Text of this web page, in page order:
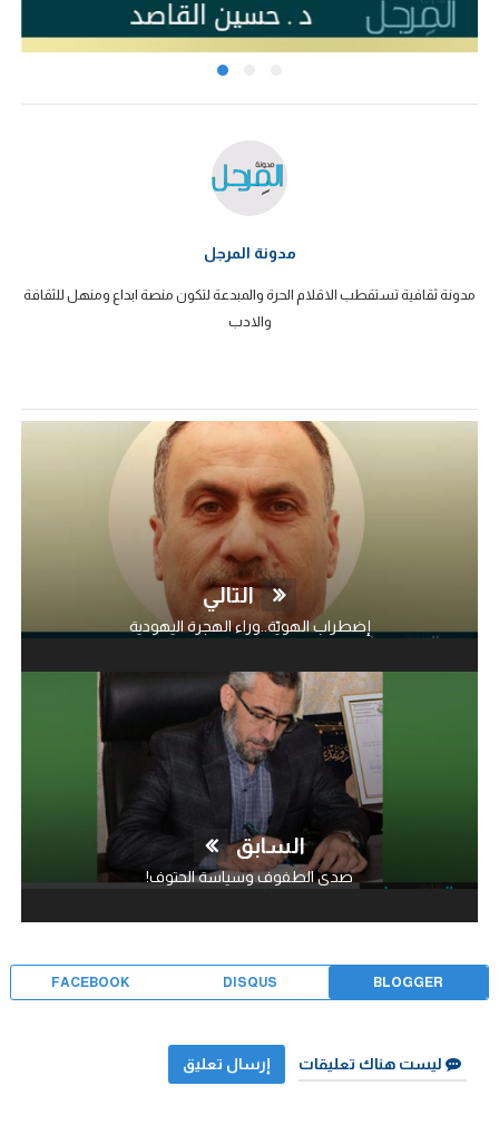
مدونة المرجل
مدونة ثقافية تستقطب الاقلام الحرة والمبدعة لتكون منصة ابداع ومنهل للثقافة
والادب
التالي
إضطراب الهويّة..وراء الهجرة اليهودية
السابق
صدى الطفوف وسياسة الحتوف!
BLOGGER
DISQUS
FACEBOOK
ليست هناك تعليقات إرسال تعليق